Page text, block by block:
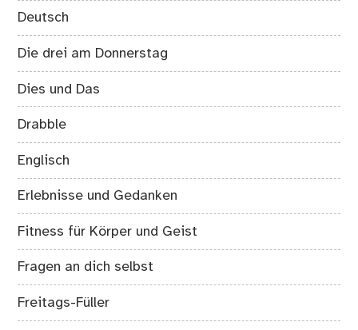
Deutsch
Die drei am Donnerstag
Dies und Das
Drabble
Englisch
Erlebnisse und Gedanken
Fitness für Körper und Geist
Fragen an dich selbst
Freitags-Füller